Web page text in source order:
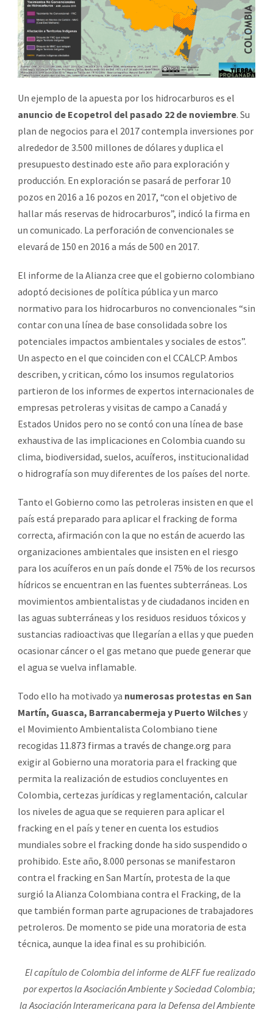
Un ejemplo de la apuesta por los hidrocarburos es el
anuncio de Ecopetrol del pasado 22 de noviembre. Su
plan de negocios para el 2017 contempla inversiones por
alrededor de 3.500 millones de dólares y duplica el
presupuesto destinado este año para exploración y
producción. En exploración se pasará de perforar 10
pozos en 2016 a 16 pozos en 2017, “con el objetivo de
hallar más reservas de hidrocarburos”, indicó la firma en
un comunicado. La perforación de convencionales se
elevará de 150 en 2016 a más de 500 en 2017.
El informe de la Alianza cree que el gobierno colombiano
adoptó decisiones de política pública y un marco
normativo para los hidrocarburos no convencionales “sin
contar con una línea de base consolidada sobre los
potenciales impactos ambientales y sociales de estos”.
Un aspecto en el que coinciden con el CCALCP. Ambos
describen, y critican, cómo los insumos regulatorios
partieron de los informes de expertos internacionales de
empresas petroleras y visitas de campo a Canadá y
Estados Unidos pero no se contó con una línea de base
exhaustiva de las implicaciones en Colombia cuando su
clima, biodiversidad, suelos, acuíferos, institucionalidad
o hidrografía son muy diferentes de los países del norte.
Tanto el Gobierno como las petroleras insisten en que el
país está preparado para aplicar el fracking de forma
correcta, afirmación con la que no están de acuerdo las
organizaciones ambientales que insisten en el riesgo
para los acuíferos en un país donde el 75% de los recursos
hídricos se encuentran en las fuentes subterráneas. Los
movimientos ambientalistas y de ciudadanos inciden en
las aguas subterráneas y los residuos residuos tóxicos y
sustancias radioactivas que llegarían a ellas y que pueden
ocasionar cáncer o el gas metano que puede generar que
el agua se vuelva inflamable.
Todo ello ha motivado ya numerosas protestas en San
Martín, Guasca, Barrancabermeja y Puerto Wilches y
el Movimiento Ambientalista Colombiano tiene
recogidas 11.873 firmas a través de change.org para
exigir al Gobierno una moratoria para el fracking que
permita la realización de estudios concluyentes en
Colombia, certezas jurídicas y reglamentación, calcular
los niveles de agua que se requieren para aplicar el
fracking en el país y tener en cuenta los estudios
mundiales sobre el fracking donde ha sido suspendido o
prohibido. Este año, 8.000 personas se manifestaron
contra el fracking en San Martín, protesta de la que
surgió la Alianza Colombiana contra el Fracking, de la
que también forman parte agrupaciones de trabajadores
petroleros. De momento se pide una moratoria de esta
técnica, aunque la idea final es su prohibición.
El capítulo de Colombia del informe de ALFF fue realizado
por expertos la Asociación Ambiente y Sociedad Colombia;
la Asociación Interamericana para la Defensa del Ambiente